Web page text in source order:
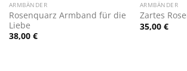
ARMBÄNDER
Rosenquarz Armband für die
Liebe
38,00 €
ARMBÄNDER
Zartes
35,00 €